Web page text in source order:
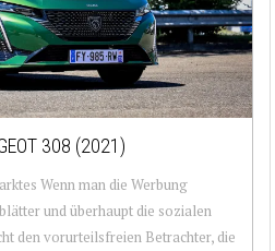
308 (2021)
Wenn man die Werbung
und überhaupt die sozialen
den vorurteilsfreien Betrachter, die